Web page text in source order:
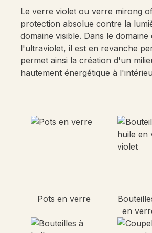
Le verre violet ou verre mirong
protection absolue contre la
domaine visible. Dans le domaine
l'ultraviolet, il est en revanche
permet ainsi la création d'un
hautement énergétique à
Pots en verre
en